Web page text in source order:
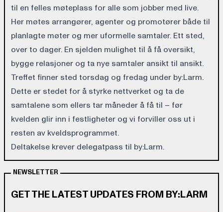
til en felles møteplass for alle som jobber med live.
Her møtes arrangører, agenter og promotører både til
planlagte møter og mer uformelle samtaler. Ett sted,
over to dager. En sjelden mulighet til å få oversikt,
bygge relasjoner og ta nye samtaler ansikt til ansikt.
Treffet finner sted torsdag og fredag under by:Larm.
Dette er stedet for å styrke nettverket og ta de
samtalene som ellers tar måneder å få til – før
kvelden glir inn i festligheter og vi forviller oss ut i
resten av kveldsprogrammet.
Deltakelse krever delegatpass til by:Larm.
NEWSLETTER
GET THE LATEST UPDATES FROM BY:LARM